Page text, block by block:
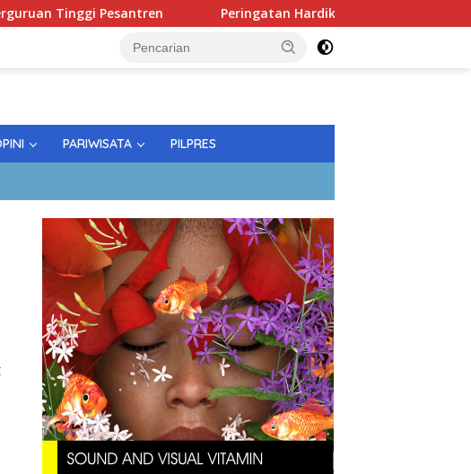
Pesantren Peringatan Hardiknas; Gubernur Tekankan
PARIWISATA PILPRES